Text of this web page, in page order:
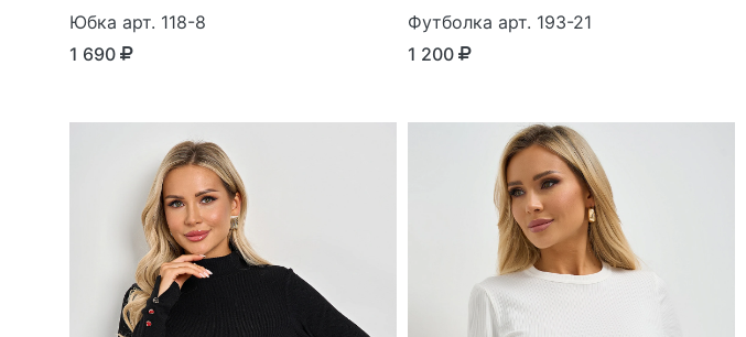
Юбка арт. 118-8
1 690
Футболка арт. 193-21
1 200